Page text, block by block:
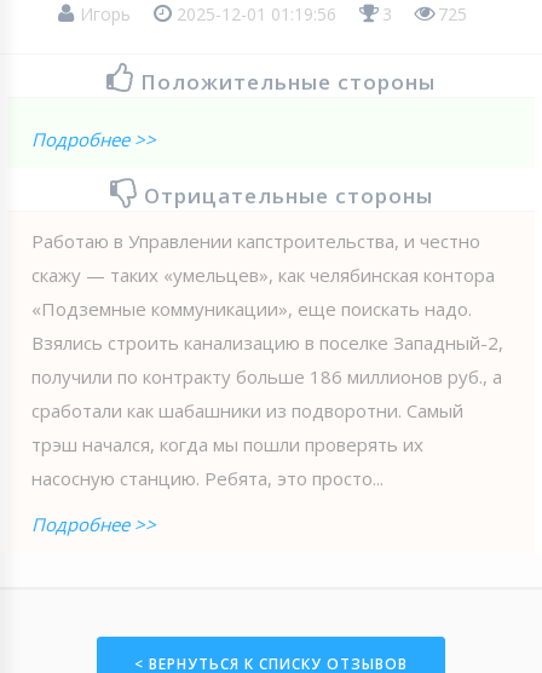
Игорь 2025-12-01 01:19:56 3 725
Положительные стороны
Подробнее >>
Отрицательные стороны
Работаю в Управлении капстроительства, и честно
скажу — таких «умельцев», как челябинская контора
«Подземные коммуникации», еще поискать надо.
Взялись строить канализацию в поселке Западный-2,
получили по контракту больше 186 миллионов руб., а
сработали как шабашники из подворотни. Самый
трэш начался, когда мы пошли проверять их
насосную станцию. Ребята, это просто...
Подробнее >>
< ВЕРНУТЬСЯ К СПИСКУ ОТЗЫВОВ